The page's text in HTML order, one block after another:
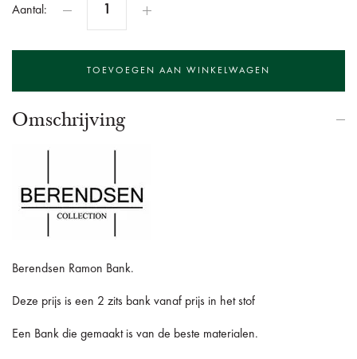
Aantal:
Omschrijving
Berendsen Ramon Bank.
Deze prijs is een 2 zits bank vanaf prijs in het stof
Een Bank die gemaakt is van de beste materialen.